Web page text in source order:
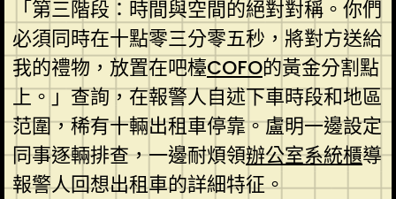
「第三階段：時間與空間的絕對對稱。你們
必須同時在十點零三分零五秒，將對方送給
我的禮物，放置在吧檯COFO的黃金分割點
上。」查詢，在報警人自述下車時段和地區
范圍，稀有十輛出租車停靠。盧明一邊設定
同事逐輛排查，一邊耐煩領辦公室系統櫃導
報警人回想出租車的詳細特征。